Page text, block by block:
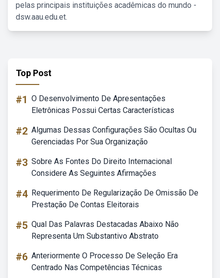
pelas principais instituições acadêmicas do mundo -
dsw.aau.edu.et.
Top Post
#1 O Desenvolvimento De Apresentações
Eletrônicas Possui Certas Características
#2 Algumas Dessas Configurações São Ocultas Ou
Gerenciadas Por Sua Organização
#3 Sobre As Fontes Do Direito Internacional
Considere As Seguintes Afirmações
#4 Requerimento De Regularização De Omissão De
Prestação De Contas Eleitorais
#5 Qual Das Palavras Destacadas Abaixo Não
Representa Um Substantivo Abstrato
#6 Anteriormente O Processo De Seleção Era
Centrado Nas Competências Técnicas